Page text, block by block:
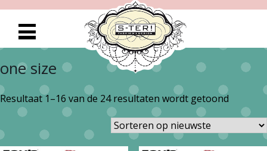
one size
Resultaat 1–16 van de 24 resultaten wordt getoond
op